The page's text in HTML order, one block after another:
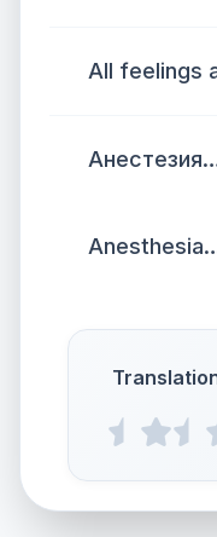
All feelings